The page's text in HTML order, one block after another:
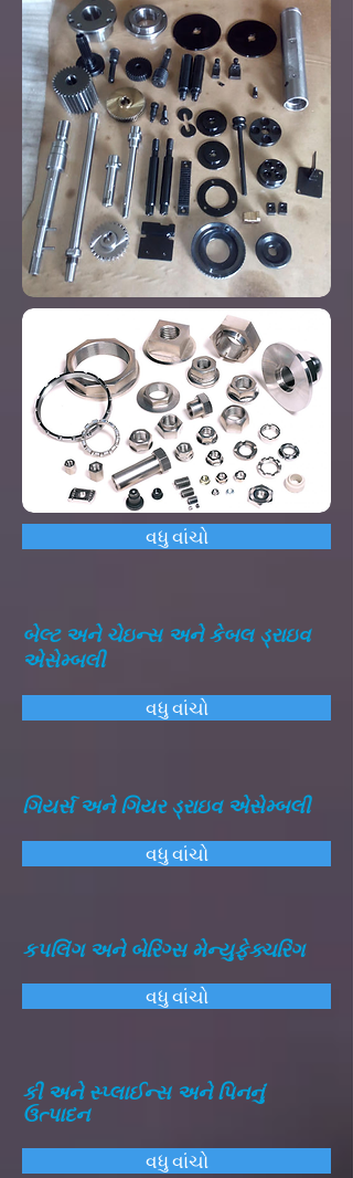
વધુ વાંચો
બેલ્ટ અને ચેઇન્સ અને કેબલ ડ્રાઇવ
એસેમ્બલી
વધુ વાંચો
ગિયર્સ અને ગિયર ડ્રાઇવ એસેમ્બલી
વધુ વાંચો
કપલિંગ અને બેરિંગ્સ મેન્યુફેક્ચરિંગ
વધુ વાંચો
કી અને સ્પ્લાઈન્સ અને પિનનું
ઉત્પાદન
વધુ વાંચો